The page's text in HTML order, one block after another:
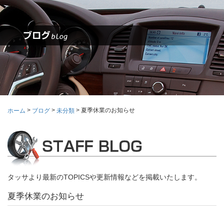
ホーム > ブログ > 未分類 > 夏季休業のお知らせ
タッサより最新のTOPICSや更新情報などを掲載いたします。
夏季休業のお知らせ